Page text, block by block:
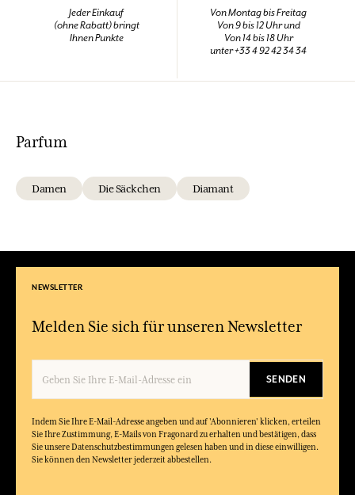
Jeder Einkauf
(ohne Rabatt) bringt
Ihnen Punkte
Von Montag bis Freitag
Von 9 bis 12 Uhr und
Von 14 bis 18 Uhr
unter +33 4 92 42 34 34
Parfum
Damen Die Säckchen Diamant
NEWSLETTER
Melden Sie sich für unseren Newsletter
SENDEN
Indem Sie Ihre E-Mail-Adresse angeben und auf 'Abonnieren' klicken, erteilen
Sie Ihre Zustimmung, E-Mails von Fragonard zu erhalten und bestätigen, dass
Sie unsere Datenschutzbestimmungen gelesen haben und in diese einwilligen.
Sie können den Newsletter jederzeit abbestellen.